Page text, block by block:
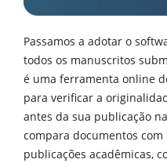
Passamos a adotar o
todos os manuscritos
é uma ferramenta online
para verificar a
antes da sua publicação
compara documentos
publicações acadêmicas,